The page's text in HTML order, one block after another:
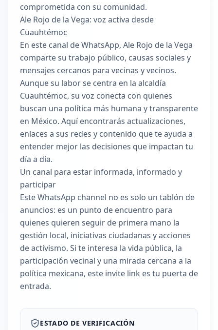
comprometida con su comunidad.
Ale Rojo de la Vega: voz activa desde
Cuauhtémoc
En este canal de WhatsApp, Ale Rojo de la Vega
comparte su trabajo público, causas sociales y
mensajes cercanos para vecinas y vecinos.
Aunque su labor se centra en la alcaldía
Cuauhtémoc, su voz conecta con quienes
buscan una política más humana y transparente
en México. Aquí encontrarás actualizaciones,
enlaces a sus redes y contenido que te ayuda a
entender mejor las decisiones que impactan tu
día a día.
Un canal para estar informada, informado y
participar
Este WhatsApp channel no es solo un tablón de
anuncios: es un punto de encuentro para
quienes quieren seguir de primera mano la
gestión local, iniciativas ciudadanas y acciones
de activismo. Si te interesa la vida pública, la
participación vecinal y una mirada cercana a la
política mexicana, este invite link es tu puerta de
entrada.
ESTADO DE VERIFICACIÓN